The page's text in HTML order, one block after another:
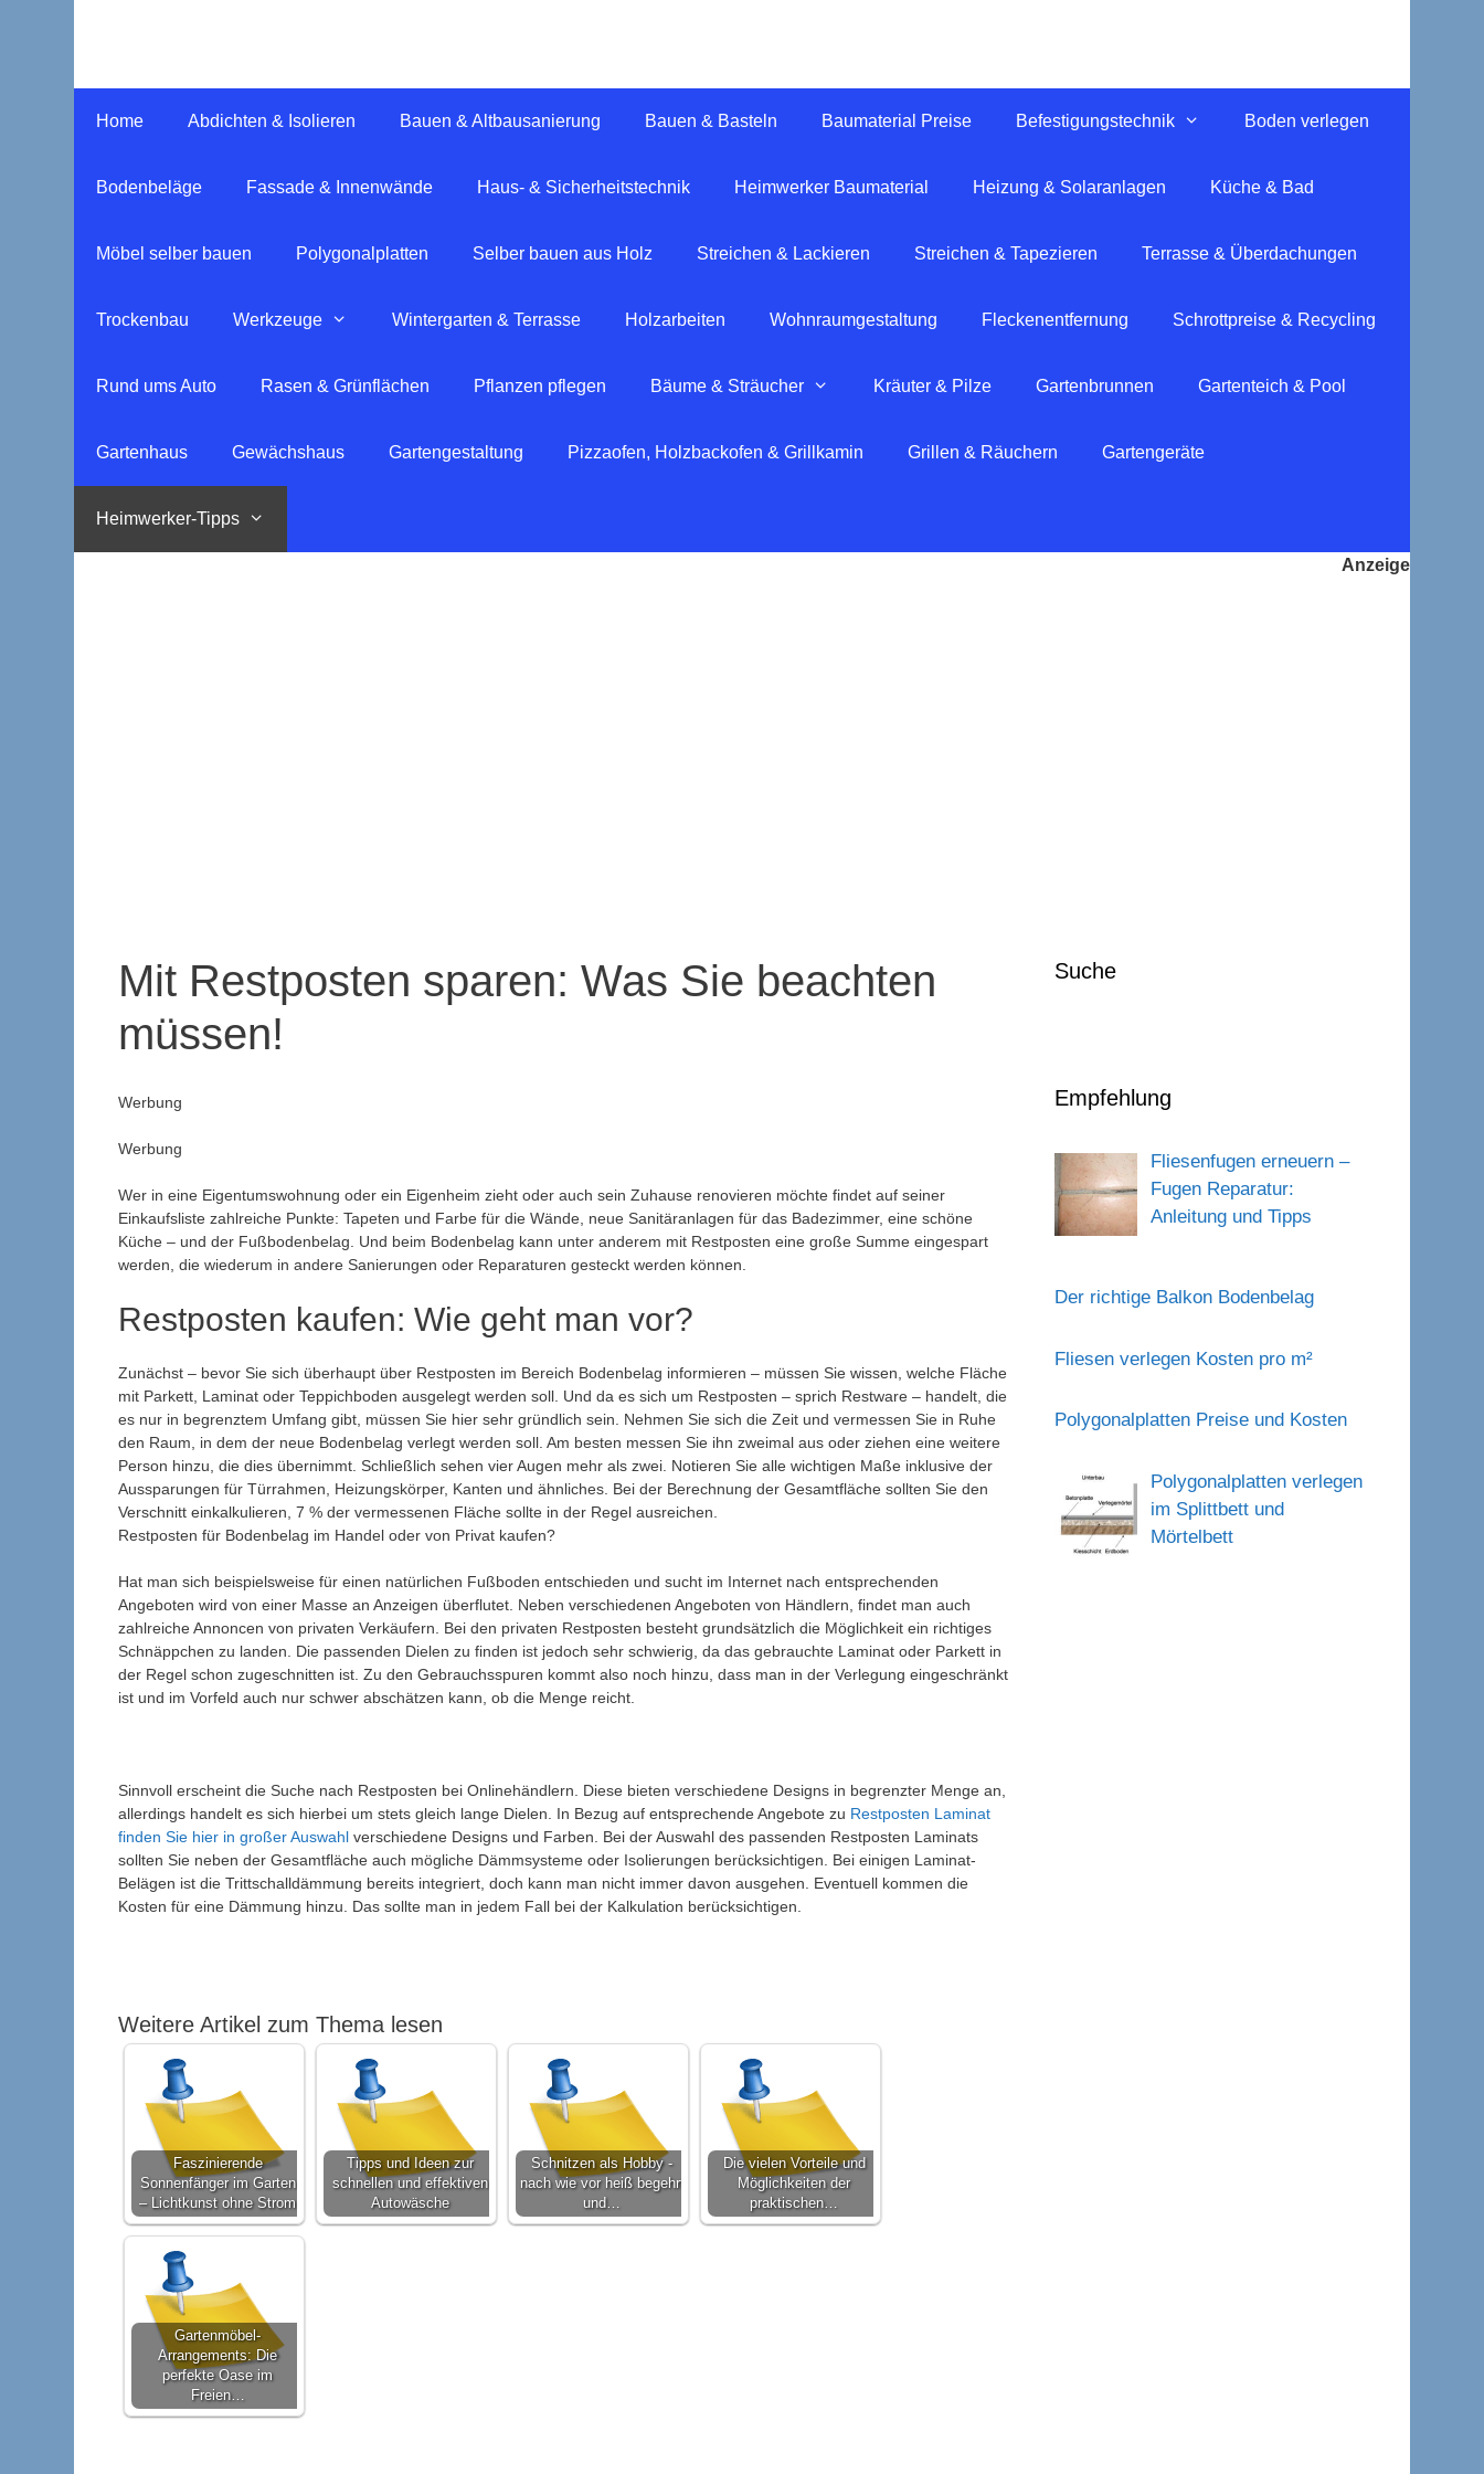
Home Abdichten & Isolieren Bauen & Altbausanierung Bauen & Basteln Baumaterial Preise Befestigungstechnik Boden verlegen
Bodenbeläge Fassade & Innenwände Haus- & Sicherheitstechnik Heimwerker Baumaterial Heizung & Solaranlagen Küche & Bad
Möbel selber bauen Polygonalplatten Selber bauen aus Holz Streichen & Lackieren Streichen & Tapezieren Terrasse & Überdachungen
Trockenbau Werkzeuge Wintergarten & Terrasse Holzarbeiten Wohnraumgestaltung Fleckenentfernung Schrottpreise & Recycling
Rund ums Auto Rasen & Grünflächen Pflanzen pflegen Bäume & Sträucher Kräuter & Pilze Gartenbrunnen Gartenteich & Pool
Gartenhaus Gewächshaus Gartengestaltung Pizzaofen, Holzbackofen & Grillkamin Grillen & Räuchern Gartengeräte
Heimwerker-Tipps
Mit Restposten sparen: Was Sie beachten
müssen!
Werbung
Werbung
Wer in eine Eigentumswohnung oder ein Eigenheim zieht oder auch sein Zuhause renovieren möchte findet auf seiner
Einkaufsliste zahlreiche Punkte: Tapeten und Farbe für die Wände, neue Sanitäranlagen für das Badezimmer, eine schöne
Küche – und der Fußbodenbelag. Und beim Bodenbelag kann unter anderem mit Restposten eine große Summe eingespart
werden, die wiederum in andere Sanierungen oder Reparaturen gesteckt werden können.
Restposten kaufen: Wie geht man vor?
Zunächst – bevor Sie sich überhaupt über Restposten im Bereich Bodenbelag informieren – müssen Sie wissen, welche Fläche
mit Parkett, Laminat oder Teppichboden ausgelegt werden soll. Und da es sich um Restposten – sprich Restware – handelt, die
es nur in begrenztem Umfang gibt, müssen Sie hier sehr gründlich sein. Nehmen Sie sich die Zeit und vermessen Sie in Ruhe
den Raum, in dem der neue Bodenbelag verlegt werden soll. Am besten messen Sie ihn zweimal aus oder ziehen eine weitere
Person hinzu, die dies übernimmt. Schließlich sehen vier Augen mehr als zwei. Notieren Sie alle wichtigen Maße inklusive der
Aussparungen für Türrahmen, Heizungskörper, Kanten und ähnliches. Bei der Berechnung der Gesamtfläche sollten Sie den
Verschnitt einkalkulieren, 7 % der vermessenen Fläche sollte in der Regel ausreichen.
Restposten für Bodenbelag im Handel oder von Privat kaufen?
Hat man sich beispielsweise für einen natürlichen Fußboden entschieden und sucht im Internet nach entsprechenden
Angeboten wird von einer Masse an Anzeigen überflutet. Neben verschiedenen Angeboten von Händlern, findet man auch
zahlreiche Annoncen von privaten Verkäufern. Bei den privaten Restposten besteht grundsätzlich die Möglichkeit ein richtiges
Schnäppchen zu landen. Die passenden Dielen zu finden ist jedoch sehr schwierig, da das gebrauchte Laminat oder Parkett in
der Regel schon zugeschnitten ist. Zu den Gebrauchsspuren kommt also noch hinzu, dass man in der Verlegung eingeschränkt
ist und im Vorfeld auch nur schwer abschätzen kann, ob die Menge reicht.
Sinnvoll erscheint die Suche nach Restposten bei Onlinehändlern. Diese bieten verschiedene Designs in begrenzter Menge an,
allerdings handelt es sich hierbei um stets gleich lange Dielen. In Bezug auf entsprechende Angebote zu Restposten Laminat
finden Sie hier in großer Auswahl verschiedene Designs und Farben. Bei der Auswahl des passenden Restposten Laminats
sollten Sie neben der Gesamtfläche auch mögliche Dämmsysteme oder Isolierungen berücksichtigen. Bei einigen Laminat-
Belägen ist die Trittschalldämmung bereits integriert, doch kann man nicht immer davon ausgehen. Eventuell kommen die
Kosten für eine Dämmung hinzu. Das sollte man in jedem Fall bei der Kalkulation berücksichtigen.
Weitere Artikel zum Thema lesen
Faszinierende
Sonnenfänger im Garten
– Lichtkunst ohne Strom
Tipps und Ideen zur
schnellen und effektiven
Autowäsche
Schnitzen als Hobby -
nach wie vor heiß begehrt
und…
Die vielen Vorteile und
Möglichkeiten der
praktischen…
Gartenmöbel-
Arrangements: Die
perfekte Oase im
Freien…
Suche
Empfehlung
Fliesenfugen erneuern –
Fugen Reparatur:
Anleitung und Tipps
Der richtige Balkon Bodenbelag
Fliesen verlegen Kosten pro m²
Polygonalplatten Preise und Kosten
Polygonalplatten verlegen
im Splittbett und
Mörtelbett